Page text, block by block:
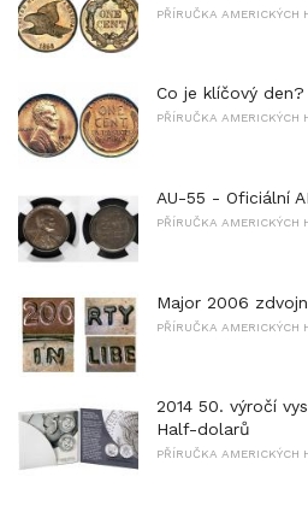
PŘÍRUČKA AMERICKÝCH
Co je klíčový den?
PŘÍRUČKA AMERICKÝCH
AU-55 - Oficiální
PŘÍRUČKA AMERICKÝCH
Major 2006
PŘÍRUČKA AMERICKÝCH
2014 50. výročí
Half-dolarů
PŘÍRUČKA AMERICKÝCH